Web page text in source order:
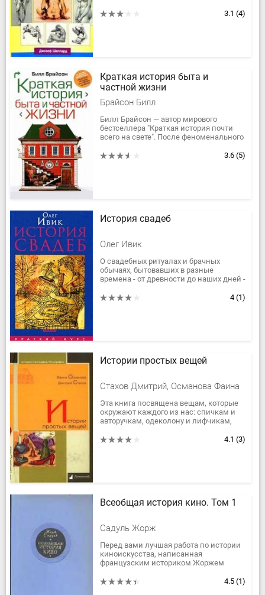
динамике.
3.1 (4)
Краткая история быта и
частной жизни
Брайсон Билл
Билл Брайсон — автор мирового
бестселлера "Краткая история почти
всего на свете". После феноменального
"большим" проблемам — рождению...
3.6 (5)
История свадеб
Олег Ивик
О свадебных ритуалах и брачных
обычаях, бытовавших в разные
времена - от древности до наших дней -
этой книге обстоятельно и...
4 (1)
Истории простых вещей
Стахов Дмитрий, Османова Фаина
Эта книга посвящена вещам, которые
окружают каждого из нас: спичкам и
авторучкам, одеколону и лифчикам,
велосипедам, автомобилям и...
4.1 (3)
Всеобщая история кино. Том 1
Садуль Жорж
Перед вами лучшая работа по истории
киноискусства, написанная
французским историком Жоржем
утверждать, что материал, собранный
4.5 (1)